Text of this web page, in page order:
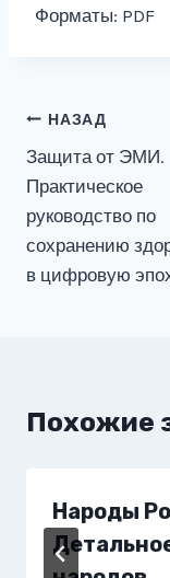
Форматы: PDF
Навигация
по
записям
НАЗАД
Защита от ЭМИ.
Практическое
руководство по
сохранению
в цифровую
Похожие
Народы